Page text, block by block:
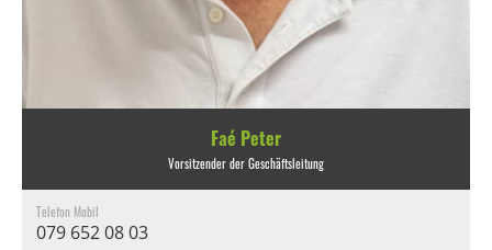
Faé Peter
Vorsitzender der Geschäftsleitung
Telefon Mobil
079 652 08 03